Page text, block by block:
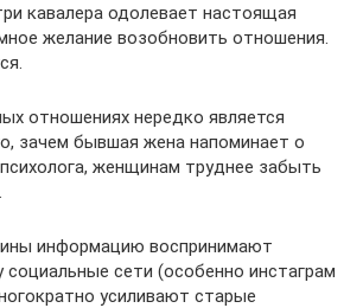
кавалера одолевает настоящая
желание возобновить отношения.
отношениях нередко является
зачем бывшая жена напоминает о
женщинам труднее забыть
информацию воспринимают
социальные сети (особенно инстаграм
усиливают старые